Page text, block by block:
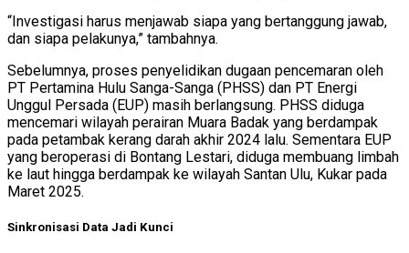
“Investigasi harus menjawab siapa yang bertanggung jawab,
dan siapa pelakunya,” tambahnya.
Sebelumnya, proses penyelidikan dugaan pencemaran oleh
PT Pertamina Hulu Sanga-Sanga (PHSS) dan PT Energi
Unggul Persada (EUP) masih berlangsung. PHSS diduga
mencemari wilayah perairan Muara Badak yang berdampak
pada petambak kerang darah akhir 2024 lalu. Sementara EUP
yang beroperasi di Bontang Lestari, diduga membuang limbah
ke laut hingga berdampak ke wilayah Santan Ulu, Kukar pada
Maret 2025.
Sinkronisasi Data Jadi Kunci